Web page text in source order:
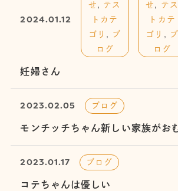
2024.01.12
せ , テス
トカテ
ゴリ ,
ブ
ログ
せ , テス
トカテ
ゴリ ,
ブ
ログ
妊婦さん
2023.02.05 ブログ
モンチッチちゃん新しい家族がお
2023.01.17 ブログ
コテちゃんは優しい